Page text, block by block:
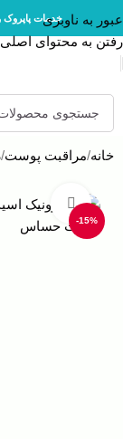
عبور به ناوبری
رفتن به محتوای اصلی
خدمات
خانه مراقبت پوست
-15%